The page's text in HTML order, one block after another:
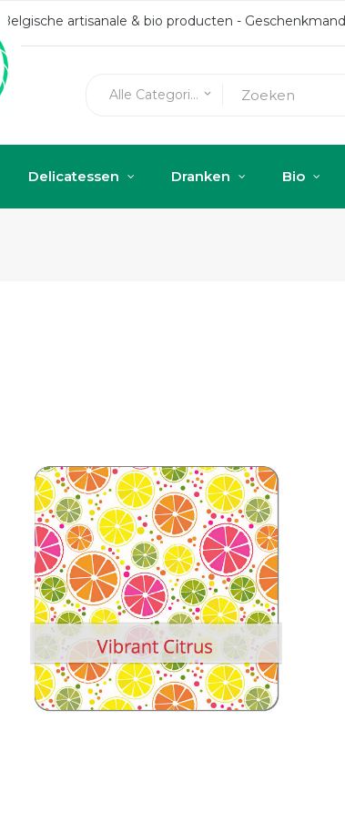
Belgische artisanale & bio producten -
Alle Categorieën keyboard_arrow_down
Delicatessen Dranken Bio